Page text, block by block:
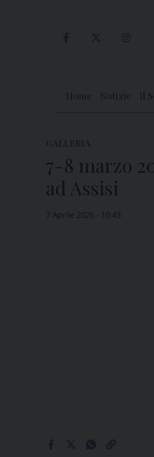
Home Notizie Il
7-8 marzo
ad Assisi
7 Aprile 2026 - 10:43